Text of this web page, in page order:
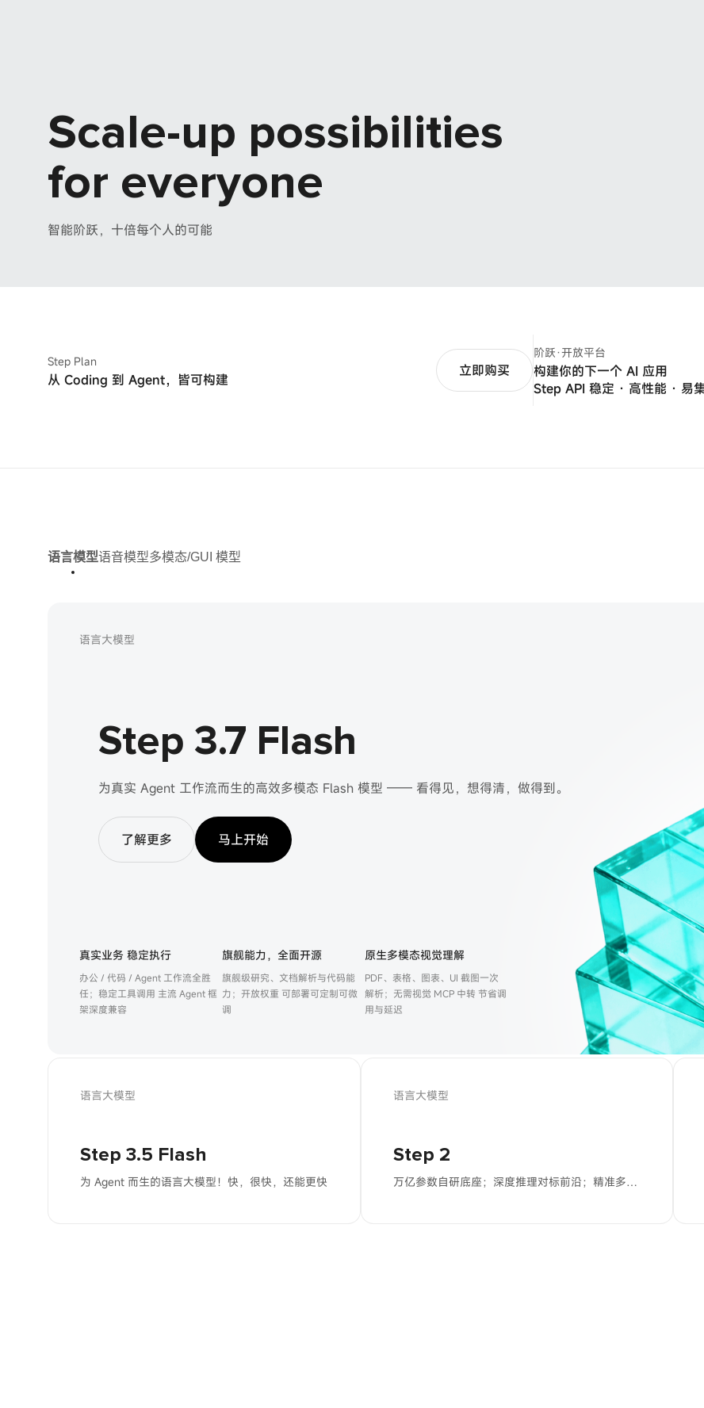
Scale-up possibilities
for everyone
智能阶跃，十倍每个人的可能
Step Plan
从 Coding 到 Agent，皆可构建
立即购买
阶跃·开放平台
构建你的下一个 AI 应用
Step API 稳定 · 高性能 · 易
语言模型语音模型多模态/GUI 模型
语言大模型
Step 3.7 Flash
为真实 Agent 工作流而生的高效多模态 Flash 模型 —— 看得见，想得清，做得到。
了解更多 马上开始
真实业务 稳定执行
办公 / 代码 / Agent 工作流全胜
任；稳定工具调用 主流 Agent 框
架深度兼容
旗舰能力，全面开源
旗舰级研究、文档解析与代码能
力；开放权重 可部署可定制可微
调
原生多模态视觉理解
PDF、表格、图表、UI 截图一次
解析；无需视觉 MCP 中转 节省调
用与延迟
语言大模型
Step 3.5 Flash
为 Agent 而生的语言大模型！快，很快，还能更快
语言大模型
Step 2
万亿参数自研底座；深度推理对标前沿；精准多层指令跟随